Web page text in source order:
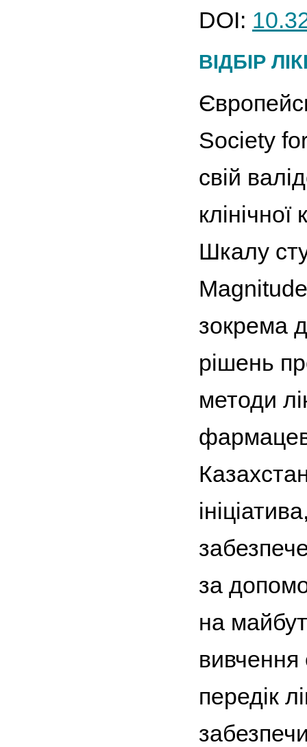
DOI:
ВІДБІР
Society
свій
Шкалу
зокрема
рішень
методи
за
на
вивчення
передік